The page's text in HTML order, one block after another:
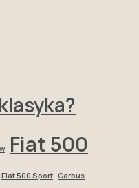
Fiat 500
Fiat 500 Sport Garbus